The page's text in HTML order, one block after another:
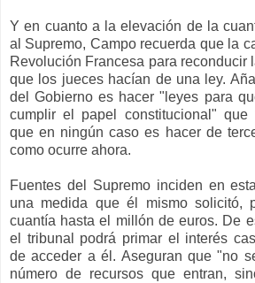
Y en cuanto a la elevación de la
al Supremo, Campo recuerda que la
Revolución Francesa para reconducir
que los jueces hacían de una ley.
del Gobierno es hacer "leyes para
cumplir el papel constitucional" que
que en ningún caso es hacer de
como ocurre ahora.
Fuentes del Supremo inciden en
una medida que él mismo solicitó,
cuantía hasta el millón de euros. De
el tribunal podrá primar el interés
de acceder a él. Aseguran que "no
número de recursos que entran,